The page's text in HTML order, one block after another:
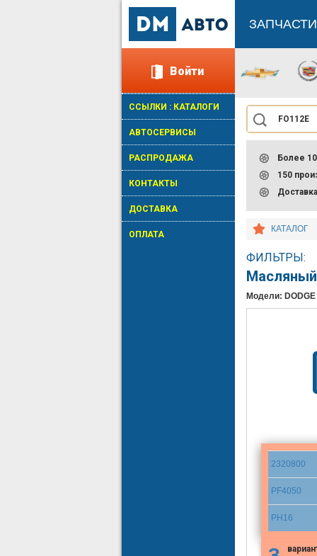
Войти
ССЫЛКИ : КАТАЛОГИ
АВТОСЕРВИСЫ
РАСПРОДАЖА
КОНТАКТЫ
ДОСТАВКА
ОПЛАТА
Более
150
Доставка
КАТАЛОГ
ФИЛЬТРЫ:
Масляный
Модели: DODGE
2320800
PF4050
PH16